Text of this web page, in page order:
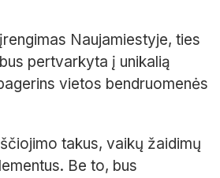
Naujamiestyje, ties
pertvarkyta į unikalią
vietos bendruomenės
takus, vaikų žaidimų
Be to, bus